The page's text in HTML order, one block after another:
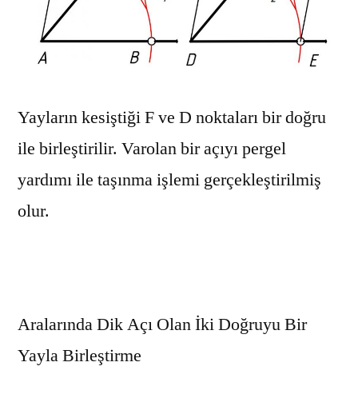
Yayların kesiştiği F ve D noktaları bir doğru
ile birleştirilir. Varolan bir açıyı pergel
yardımı ile taşınma işlemi gerçekleştirilmiş
olur.
Aralarında Dik Açı Olan İki Doğruyu Bir
Yayla Birleştirme